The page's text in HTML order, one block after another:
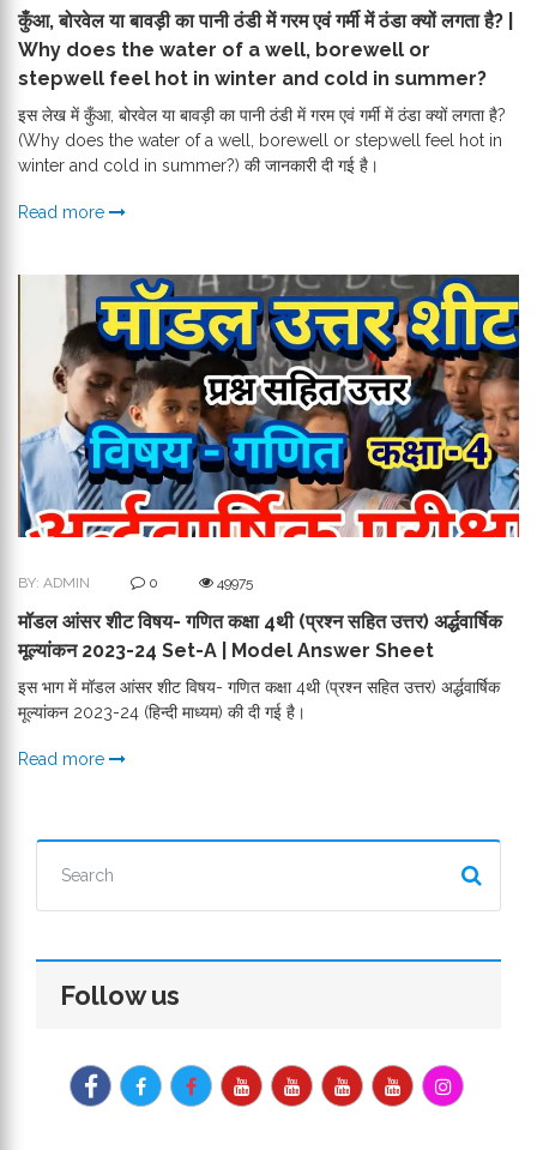
कुँआ, बोरवेल या बावड़ी का पानी ठंडी में गरम एवं गर्मी में ठंडा क्यों लगता है? |
Why does the water of a well, borewell or
stepwell feel hot in winter and cold in summer?
इस लेख में कुँआ, बोरवेल या बावड़ी का पानी ठंडी में गरम एवं गर्मी में ठंडा क्यों लगता है?
(Why does the water of a well, borewell or stepwell feel hot in
winter and cold in summer?) की जानकारी दी गई है।
Read more
BY: ADMIN 0 49975
मॉडल आंसर शीट विषय- गणित कक्षा 4थी (प्रश्न सहित उत्तर) अर्द्धवार्षिक
मूल्यांकन 2023-24 Set-A | Model Answer Sheet
इस भाग में मॉडल आंसर शीट विषय- गणित कक्षा 4थी (प्रश्न सहित उत्तर) अर्द्धवार्षिक
मूल्यांकन 2023-24 (हिन्दी माध्यम) की दी गई है।
Read more
Follow us